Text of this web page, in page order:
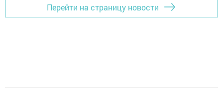
Перейти на страницу новости